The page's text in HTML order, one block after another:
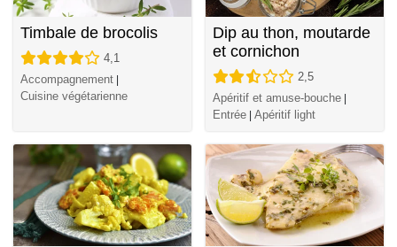
Timbale de brocolis
4,1
Accompagnement |
Cuisine végétarienne
Dip au thon, moutarde
et cornichon
2,5
Apéritif et amuse-bouche |
Entrée | Apéritif light